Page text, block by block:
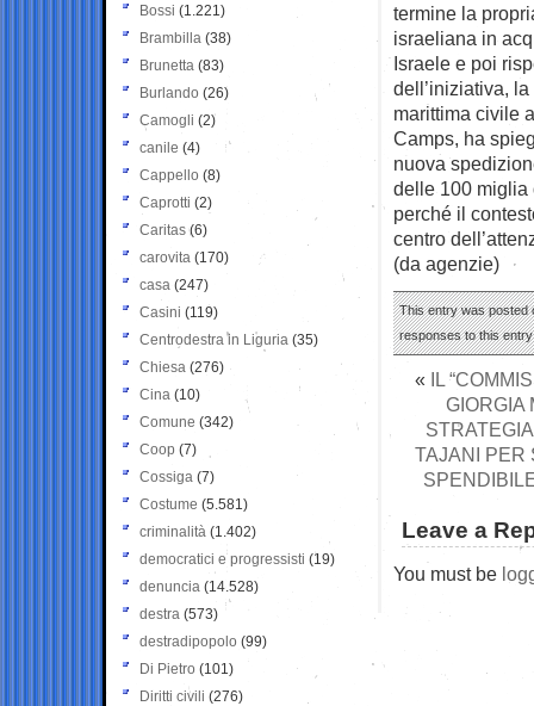
termine la
israeliana in
Israele e poi
dell’iniziativa,
marittima civile
Camps, ha
nuova
delle 100 miglia
perché il
centro
(da agenzie)
This entry was posted
responses to this
« IL
GIORGIA
TAJANI PER
Leave a
You must be
Bossi (1.221)
Brambilla (38)
Brunetta (83)
Burlando (26)
Camogli (2)
canile (4)
Cappello (8)
Caprotti (2)
Caritas (6)
carovita (170)
casa (247)
Casini (119)
Centrodestra in Liguria (35)
Chiesa (276)
Cina (10)
Comune (342)
Coop (7)
Cossiga (7)
Costume (5.581)
criminalità (1.402)
democratici e progressisti (19)
denuncia (14.528)
destra (573)
destradipopolo (99)
Di Pietro (101)
Diritti civili (276)